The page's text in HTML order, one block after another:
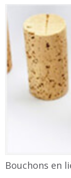
Bouchons en